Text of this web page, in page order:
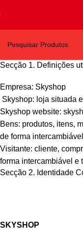
Secção 1. Definições
Empresa: Skyshop
Skyshop: loja situada
Skyshop website:
Bens: produtos, itens,
de forma
Visitante: cliente,
forma intercambiável e
Secção 2. Identidade
SKYSHOP